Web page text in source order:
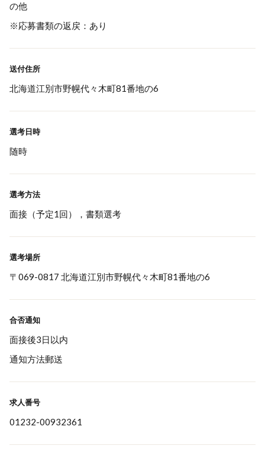
の他
※応募書類の返戻：あり
送付住所
北海道江別市野幌代々木町81番地の6
選考日時
随時
選考方法
面接（予定1回），書類選考
選考場所
〒069-0817 北海道江別市野幌代々木町81番地の6
合否通知
面接後3日以内
通知方法郵送
求人番号
01232-00932361